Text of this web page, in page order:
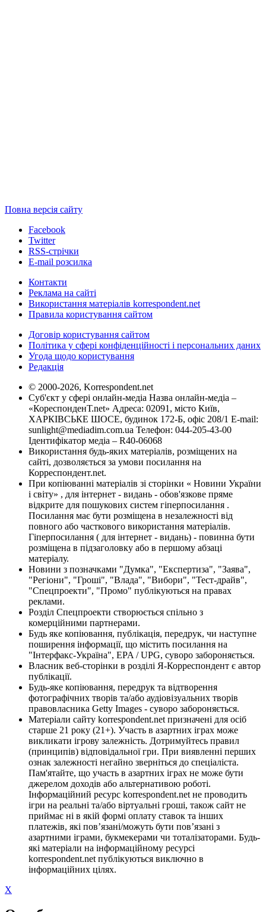
Повна версія сайту
Facebook
Twitter
RSS-стрічки
E-mail розсилка
Контакти
Реклама на сайті
Використання матеріалів korrespondent.net
Правила користування сайтом
Договір користування сайтом
Політика у сфері конфіденційності і персональних даних
Угода щодо користування
Редакція
© 2000-2026, Korrespondent.net
Суб'єкт у сфері онлайн-медіа Назва онлайн-медіа –
«КореспонденТ.net» Адреса: 02091, місто Київ,
ХАРКІВСЬКЕ ШОСЕ, будинок 172-Б, офіс 208/1 E-mail:
sunlight@mediadim.com.ua Телефон: 044-205-43-00
Ідентифікатор медіа – R40-06068
Використання будь-яких матеріалів, розміщених на
сайті, дозволяється за умови посилання на
Корреспондент.net.
При копіюванні матеріалів зі сторінки « Новини України
і світу» , для інтернет - видань - обов'язкове пряме
відкрите для пошукових систем гіперпосилання .
Посилання має бути розміщена в незалежності від
повного або часткового використання матеріалів.
Гіперпосилання ( для інтернет - видань) - повинна бути
розміщена в підзаголовку або в першому абзаці
матеріалу.
Новини з позначками "Думка", "Експертиза", "Заява",
"Регіони", "Гроші", "Влада", "Вибори", "Тест-драйв",
"Спецпроекти", "Промо" публікуються на правах
реклами.
Розділ Спецпроекти створюється спільно з
комерційними партнерами.
Будь яке копіювання, публікація, передрук, чи наступне
поширення інформації, що містить посилання на
"Інтерфакс-Україна", EPA / UPG, суворо забороняється.
Власник веб-сторінки в розділі Я-Корреспондент є автор
публікації.
Будь-яке копіювання, передрук та відтворення
фотографічних творів та/або аудіовізуальних творів
правовласника Getty Images - суворо забороняється.
Матеріали сайту korrespondent.net призначені для осіб
старше 21 року (21+). Участь в азартних іграх може
викликати ігрову залежність. Дотримуйтесь правил
(принципів) відповідальної гри. При виявленні перших
ознак залежності негайно зверніться до спеціаліста.
Пам'ятайте, що участь в азартних іграх не може бути
джерелом доходів або альтернативою роботі.
Інформаційний ресурс korrespondent.net не проводить
ігри на реальні та/або віртуальні гроші, також сайт не
приймає ні в якій формі оплату ставок та інших
платежів, які пов’язані/можуть бути пов’язані з
азартними іграми, букмекерами чи тоталізаторами. Будь-
які матеріали на інформаційному ресурсі
korrespondent.net публікуються виключно в
інформаційних цілях.
X